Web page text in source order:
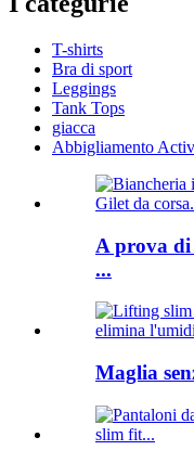
T-shirts
Bra di sport
Leggings
Tank Tops
giacca
Abbigliamento
A prova di
...
Maglia